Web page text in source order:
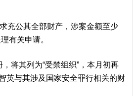
公其全部财产，涉案金额至少
有关申请。
将其列为“受禁组织”，本月初再
英与其涉及国家安全罪行相关的财